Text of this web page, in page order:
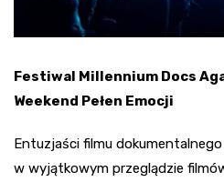
Festiwal Millennium Docs
Weekend Pełen Emocji
Entuzjaści filmu
w wyjątkowym przeglądzie